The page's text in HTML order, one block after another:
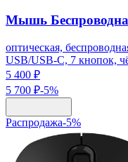
Мышь
оптическая,
USB/USB-C, 7 кнопок,
5 400 ₽
5 700 ₽-5%
Распродажа-5%